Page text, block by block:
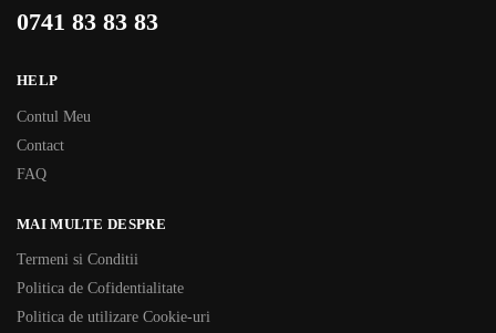
0741 83 83 83
HELP
Contul Meu
Contact
FAQ
MAI MULTE DESPRE
Termeni si Conditii
Politica de Cofidentialitate
Politica de utilizare Cookie-uri